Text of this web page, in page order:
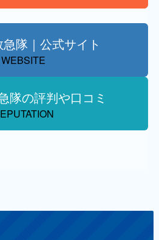
隊｜公式サイト
WEBSITE
隊の評判や口コミ